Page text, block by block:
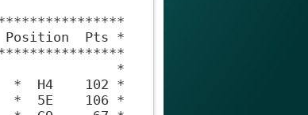
Pts *
*
*  H4    102 *
*  5E    106 *